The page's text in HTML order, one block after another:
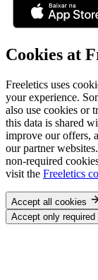
Cookies at
Freeletics uses
your experience.
also use cookies or
this data is shared
improve our offers,
our partner
non-required
visit the Freeletics
Accept all cookies
Accept only required